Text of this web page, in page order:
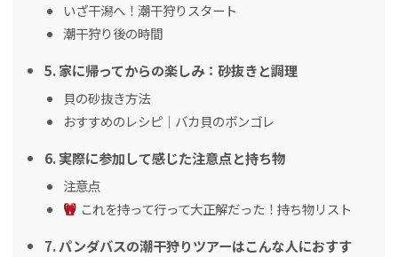
いざ干潟へ！潮干狩りスタート
潮干狩り後の時間
5. 家に帰ってからの楽しみ：砂抜きと調理
貝の砂抜き方法
おすすめのレシピ｜バカ貝のボンゴレ
6. 実際に参加して感じた注意点と持ち物
注意点
これを持って行って大正解だった！持ち物リスト
7. パンダバスの潮干狩りツアーはこんな人におすす